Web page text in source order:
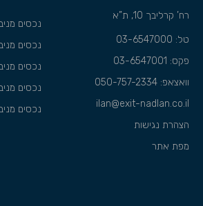
נכסים
נכסים
נכסים
נכסים
נכסים
רח’ קרליבך 10, ת”א
טל: 03-6547000
פקס: 03-6547001
וואצאפ: 050-757-2334
ilan@exit-nadlan.co.il
הצהרת נגישות
מפת אתר